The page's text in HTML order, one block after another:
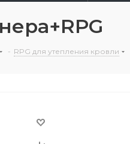
- RPG для утепления кровли